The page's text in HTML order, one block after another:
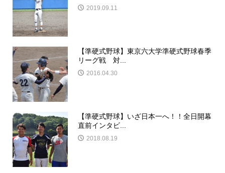
2019.09.11
【準硬式野球】東京六大学準硬式野球春季
リーグ戦 対...
2016.04.30
【準硬式野球】いざ日本一へ！！全日開幕
直前インタビ...
2018.08.19